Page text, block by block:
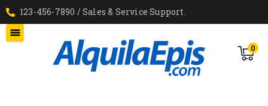
123-456-7890 / Sales & Service Support.
0
